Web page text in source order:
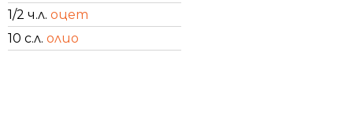
1/2 ч.л. оцет
10 с.л. олио